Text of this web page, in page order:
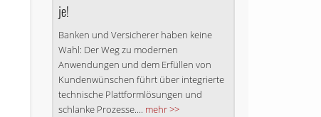
je!
Banken und Versicherer haben keine
Wahl: Der Weg zu modernen
Anwendungen und dem Erfüllen von
Kundenwünschen führt über integrierte
technische Plattformlösungen und
schlanke Prozesse.... mehr >>